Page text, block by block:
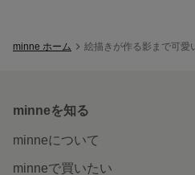
minne ホーム 絵描きが作る影まで可愛
minneを知る
minneについて
minneで買いたい